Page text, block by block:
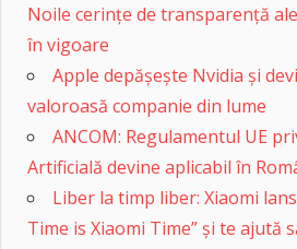
Noile cerințe de transparență
în vigoare
Apple depășește Nvidia și
valoroasă companie din lume
ANCOM: Regulamentul UE
Artificială devine aplicabil în
Liber la timp liber: Xiaomi
Time is Xiaomi Time” și te ajută